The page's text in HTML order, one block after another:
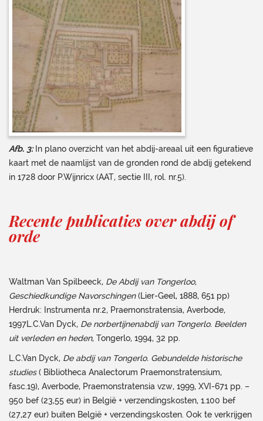
Afb. 3:In plano overzicht van het abdij-areaal uit een figuratieve
kaart met de naamlijst van de gronden rond de abdij getekend
in 1728 door P.Wijnricx (AAT, sectie III, rol. nr.5).
Recente publicaties over abdij of
orde
Waltman Van Spilbeeck, De Abdij van Tongerloo,
Geschiedkundige Navorschingen(Lier-Geel, 1888, 651 pp)
Herdruk: Instrumenta nr.2, Praemonstratensia, Averbode,
1997L.C.Van Dyck, De norbertijnenabdij van Tongerlo. Beelden
uit verleden en heden, Tongerlo, 1994, 32 pp.
L.C.Van Dyck, De abdij van Tongerlo. Gebundelde historische
studies( Bibliotheca Analectorum Praemonstratensium,
fasc.19), Averbode, Praemonstratensia vzw, 1999, XVI-671 pp. –
950 bef (23,55 eur) in België + verzendingskosten, 1.100 bef
(27,27 eur) buiten België + verzendingskosten. Ook te verkrijgen